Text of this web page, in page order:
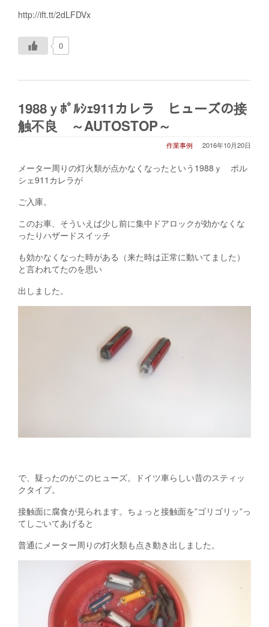
http://ift.tt/2dLFDVx
0
1988ｙﾎﾟﾙｼｪ911カレラ ヒューズの接
触不良 ～AUTOSTOP～
2016年10月20日
作業事例
メーター周りの灯火類が点かなくなったという1988ｙ ポル
シェ911カレラが
ご入庫。
このお車、そういえば少し前に集中ドアロックが効かなくな
ったりハザードスイッチ
も効かなくなった時がある（来た時は正常に動いてました）
と言われてたのを思い
出しました。
で、疑ったのがこのヒューズ。ドイツ車らしい昔のスティッ
クタイプ。
接触面に腐食が見られます。ちょっと接触面を”ゴリゴリッ”っ
てしごいてあげると
普通にメーター周りの灯火類も点き動き出しました。